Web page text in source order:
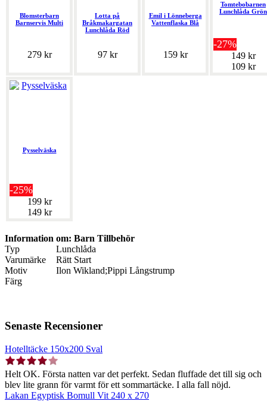
Blomsterbarn
Barnservis Multi
279 kr
Lotta på
Bråkmakargatan
Lunchlåda Röd
97 kr
Emil i Lönneberga
Vattenflaska Blå
159 kr
Tomtebobarnen
Lunchlåda Grön
-27%
149 kr
109 kr
Pysselväska
-25%
199 kr
149 kr
Information om: Barn Tillbehör
Typ
Lunchlåda
Varumärke
Rätt Start
Motiv
Ilon Wikland;Pippi Långstrump
Färg
Senaste Recensioner
Hotelltäcke 150x200 Sval
Helt OK. Första natten var det perfekt. Sedan fluffade det till sig och
blev lite grann för varmt för ett sommartäcke. I alla fall nöjd.
Lakan Egyptisk Bomull Vit 240 x 270